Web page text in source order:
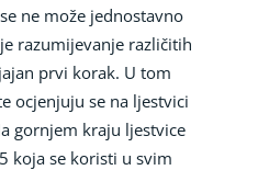
ne može jednostavno
razumijevanje različitih
prvi korak. U tom
ocjenjuju se na ljestvici
gornjem kraju ljestvice
koja se koristi u svim